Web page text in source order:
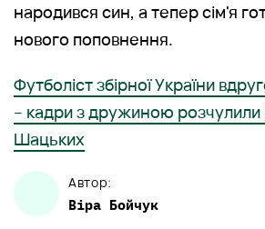
народився син, а тепер сім'я
нового поповнення.
Футболіст збірної України
– кадри з дружиною розчулили
Шацьких
Автор:
Віра Бойчук